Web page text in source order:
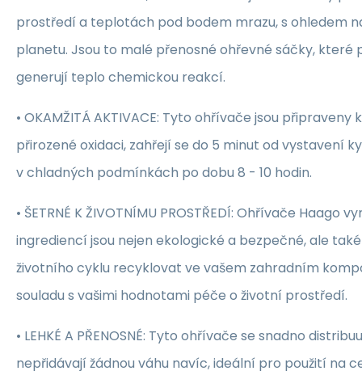
prostředí a teplotách pod bodem mrazu, s ohledem
planetu. Jsou to malé přenosné ohřevné sáčky, které
generují teplo chemickou reakcí.
• OKAMŽITÁ AKTIVACE: Tyto ohřívače jsou připraveny
přirozené oxidaci, zahřejí se do 5 minut od vystavení
v chladných podmínkách po dobu 8 - 10 hodin.
• ŠETRNÉ K ŽIVOTNÍMU PROSTŘEDÍ: Ohřívače Haago
ingrediencí jsou nejen ekologické a bezpečné, ale
životního cyklu recyklovat ve vašem zahradním
souladu s vašimi hodnotami péče o životní prostředí.
• LEHKÉ A PŘENOSNÉ: Tyto ohřívače se snadno
nepřidávají žádnou váhu navíc, ideální pro použití na